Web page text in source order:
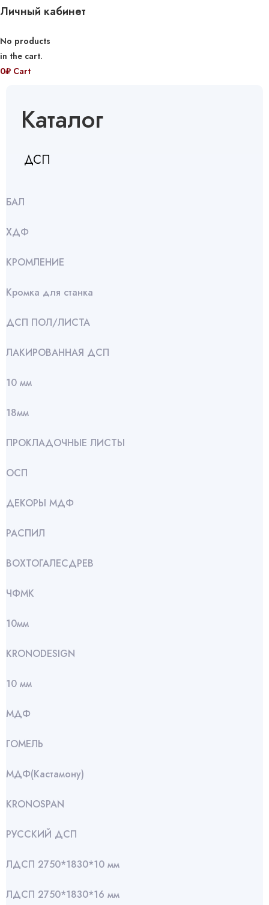
Личный кабинет
No products
in the cart.
0₽ Cart
Каталог
ДСП
БАЛ
ХДФ
КРОМЛЕНИЕ
Кромка для станка
ДСП ПОЛ/ЛИСТА
ЛАКИРОВАННАЯ ДСП
10 мм
18мм
ПРОКЛАДОЧНЫЕ ЛИСТЫ
ОСП
ДЕКОРЫ МДФ
РАСПИЛ
ВОХТОГАЛЕСДРЕВ
ЧФМК
10мм
KRONODESIGN
10 мм
МДФ
ГОМЕЛЬ
МДФ(Кастамону)
KRONOSPAN
РУССКИЙ ДСП
ЛДСП 2750*1830*10 мм
ЛДСП 2750*1830*16 мм